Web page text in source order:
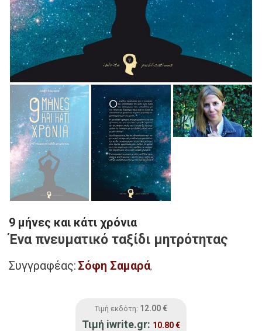
9 μήνες και κάτι χρόνια
Ένα πνευματικό ταξίδι μητρότητας
Συγγραφέας:Σόφη Σαµαρά,
Τιμή εκδότη: 12.00 €
Τιμή iwrite.gr: 10.80€